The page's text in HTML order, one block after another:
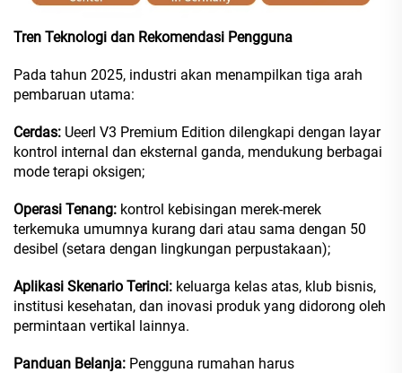
Tren Teknologi dan Rekomendasi Pengguna
Pada tahun 2025, industri akan menampilkan tiga arah
pembaruan utama:
Cerdas: Ueerl V3 Premium Edition dilengkapi dengan layar
kontrol internal dan eksternal ganda, mendukung berbagai
mode terapi oksigen;
Operasi Tenang: kontrol kebisingan merek-merek
terkemuka umumnya kurang dari atau sama dengan 50
desibel (setara dengan lingkungan perpustakaan);
Aplikasi Skenario Terinci: keluarga kelas atas, klub bisnis,
institusi kesehatan, dan inovasi produk yang didorong oleh
permintaan vertikal lainnya.
Panduan Belanja: Pengguna rumahan harus